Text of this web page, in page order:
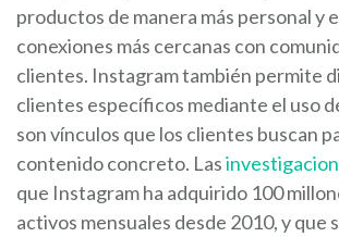
productos de manera más personal y
conexiones más cercanas con
clientes. Instagram también permite
clientes específicos mediante el uso
son vínculos que los clientes buscan
contenido concreto. Las
que Instagram ha adquirido 100
activos mensuales desde 2010, y que